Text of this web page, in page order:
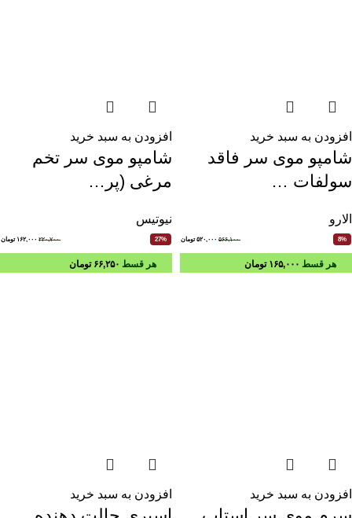
افزودن به سبد خرید
شامپو موی سر فاقد
سولفات …
الارو
8% ۵۶۶,۱۰۰ ۵۲۰,۰۰۰ تومان
افزودن به سبد خرید
شامپو موی سر تخم
مرغی (پر…
نیوتیس
27% ۲۲۰,۷۰۰ ۱۶۲,۰۰۰ تومان
هر قسط ۱۶۵,۰۰۰ تومان
افزودن به سبد خرید
هر قسط ۶۶,۲۵۰ تومان
افزودن به سبد خرید